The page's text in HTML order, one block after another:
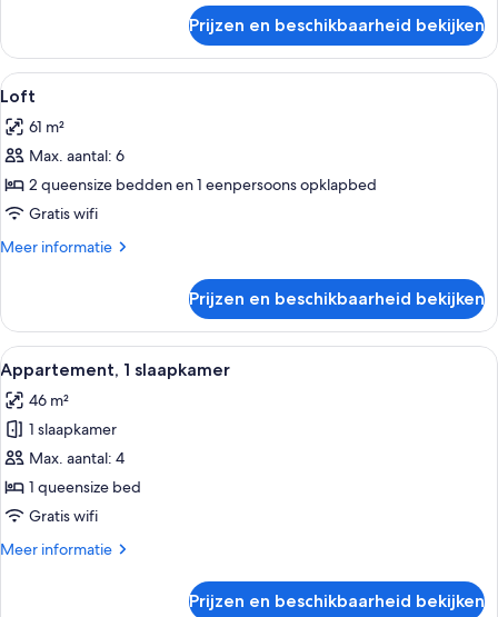
1
queensize
bed
slaapbank,
keuken
Prijzen en beschikbaarheid bekijken
Alle
foto's
voor
Loft
laden
Loft | Woonkamer | Een 42-inch
6
Loft
61 m²
Max. aantal: 6
2 queensize bedden en 1 eenpersoons opklapbed
Gratis wifi
Meer informatie
Meer
Prijzen en beschikbaarheid bekijken
Alle
foto's
voor
Appartement,
1
slaapkamer
laden
Een compacte keuken met houten
6
Appartement, 1 slaapkamer
46 m²
1 slaapkamer
Max. aantal: 4
1 queensize bed
Gratis wifi
Meer informatie
Meer
Prijzen en beschikbaarheid bekijken